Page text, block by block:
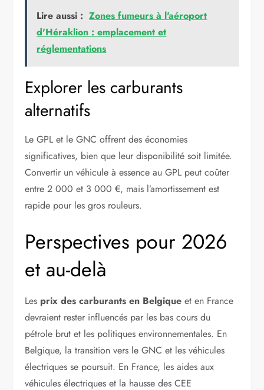
Lire aussi : Zones fumeurs à l'aéroport
d'Héraklion : emplacement et
réglementations
Explorer les carburants
alternatifs
Le GPL et le GNC offrent des économies
significatives, bien que leur disponibilité soit limitée.
Convertir un véhicule à essence au GPL peut coûter
entre 2 000 et 3 000 €, mais l’amortissement est
rapide pour les gros rouleurs.
Perspectives pour 2026
et au-delà
Les prix des carburants en Belgique et en France
devraient rester influencés par les bas cours du
pétrole brut et les politiques environnementales. En
Belgique, la transition vers le GNC et les véhicules
électriques se poursuit. En France, les aides aux
véhicules électriques et la hausse des CEE